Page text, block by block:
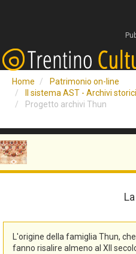
Home
Patrimonio on-line
Il sistema AST - Archivi
Progetto archivi Thun
L'origine della famiglia Thun,
fanno risalire almeno al XII